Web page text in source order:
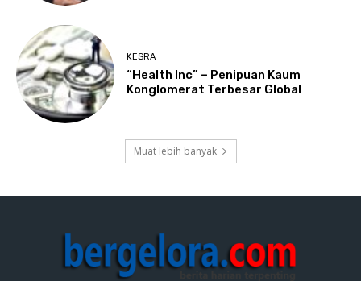
KESRA
“Health Inc” – Penipuan Kaum
Konglomerat Terbesar Global
Muat lebih banyak